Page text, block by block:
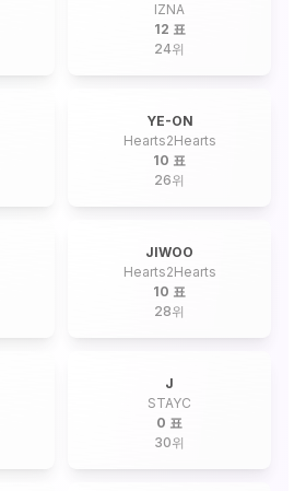
IZNA
12 표
24위
YE-ON
Hearts2Hearts
10 표
26위
JIWOO
Hearts2Hearts
10 표
28위
J
STAYC
0 표
30위